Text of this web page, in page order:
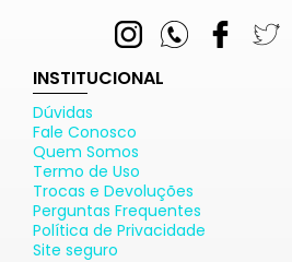
INSTITUCIONAL
Dúvidas
Fale Conosco
Quem Somos
Termo de Uso
Trocas e Devoluções
Perguntas Frequentes
Política de Privacidade
Site seguro